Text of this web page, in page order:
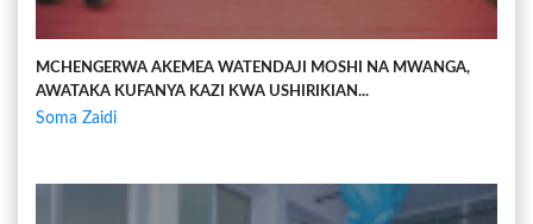
MCHENGERWA AKEMEA WATENDAJI MOSHI NA MWANGA,
AWATAKA KUFANYA KAZI KWA USHIRIKIAN...
Soma Zaidi